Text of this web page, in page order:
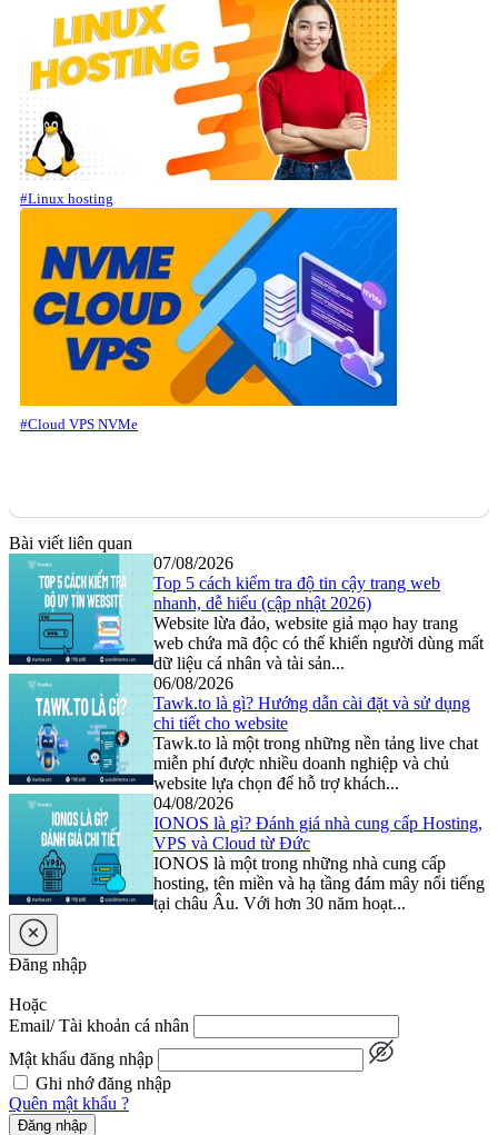
#Linux hosting
#Cloud VPS NVMe
Bài viết liên quan
07/08/2026
Top 5 cách kiểm tra độ tin cậy trang web
nhanh, dễ hiểu (cập nhật 2026)
Website lừa đảo, website giả mạo hay trang
web chứa mã độc có thể khiến người dùng mất
dữ liệu cá nhân và tài sản...
06/08/2026
Tawk.to là gì? Hướng dẫn cài đặt và sử dụng
chi tiết cho website
Tawk.to là một trong những nền tảng live chat
miễn phí được nhiều doanh nghiệp và chủ
website lựa chọn để hỗ trợ khách...
04/08/2026
IONOS là gì? Đánh giá nhà cung cấp Hosting,
VPS và Cloud từ Đức
IONOS là một trong những nhà cung cấp
hosting, tên miền và hạ tầng đám mây nổi tiếng
tại châu Âu. Với hơn 30 năm hoạt...
Đăng nhập
Hoặc
Email/ Tài khoản cá nhân
Mật khẩu đăng nhập
Ghi nhớ đăng nhập
Quên mật khẩu ?
Đăng nhập